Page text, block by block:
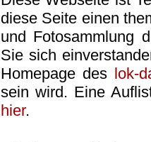
diese Seite einen
und Fotosammlung
Sie sich
Homepage des lok-
sein wird. Eine
hier.